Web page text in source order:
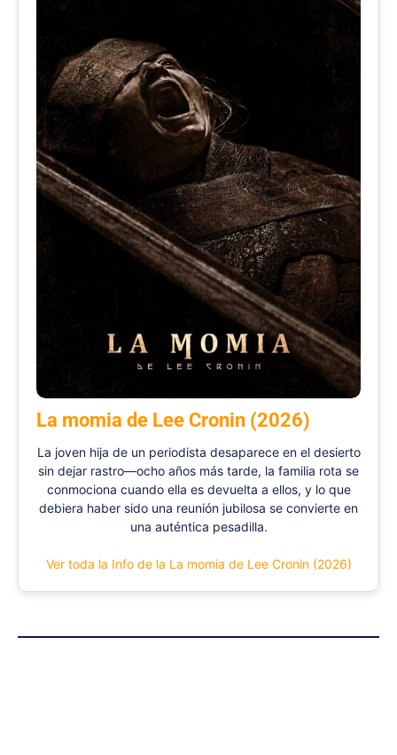
La momia de Lee Cronin (2026)
La joven hija de un periodista desaparece en el desierto
sin dejar rastro—ocho años más tarde, la familia rota se
conmociona cuando ella es devuelta a ellos, y lo que
debiera haber sido una reunión jubilosa se convierte en
una auténtica pesadilla.
Ver toda la Info de la La momia de Lee Cronin (2026)